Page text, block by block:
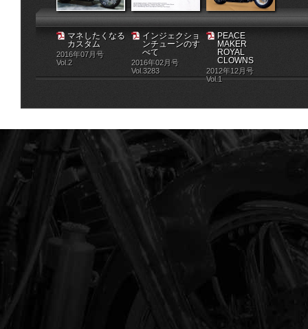
マネしたくなる
カスタム
2016年07月号
Vol.2
インジェクショ
ンチューンのす
べて
2016年02月号
Vol.3283
PEACE
MAKER
ROYAL
CLOWNS
2012年12月号
Vol.1